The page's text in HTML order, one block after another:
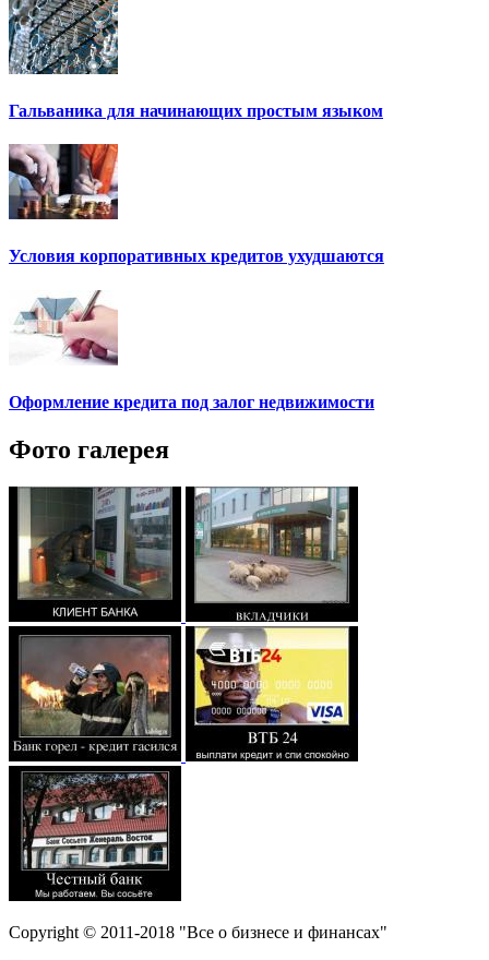
Гальваника для начинающих простым языком
Условия корпоративных кредитов ухудшаются
Оформление кредита под залог недвижимости
Фото галерея
Copyright © 2011-2018 "Все о бизнесе и финансах"